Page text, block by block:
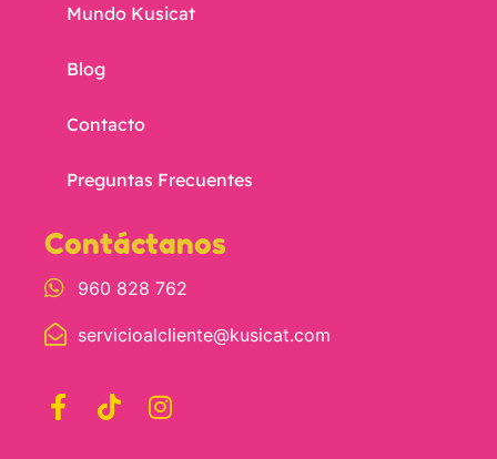
Mundo Kusicat
Blog
Contacto
Preguntas Frecuentes
Contáctanos
960 828 762
servicioalcliente@kusicat.com